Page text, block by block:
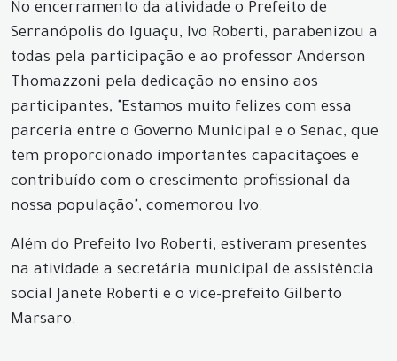
No encerramento da atividade o Prefeito de
Serranópolis do Iguaçu, Ivo Roberti, parabenizou a
todas pela participação e ao professor Anderson
Thomazzoni pela dedicação no ensino aos
participantes, "Estamos muito felizes com essa
parceria entre o Governo Municipal e o Senac, que
tem proporcionado importantes capacitações e
contribuído com o crescimento profissional da
nossa população", comemorou Ivo.
Além do Prefeito Ivo Roberti, estiveram presentes
na atividade a secretária municipal de assistência
social Janete Roberti e o vice-prefeito Gilberto
Marsaro.